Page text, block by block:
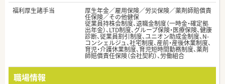
福利厚生諸手当
厚生年金／雇用保険／労災保険／薬剤師賠償責
任保険／その他健保
従業員持株会制度、退職金制度（一時金・確定拠
出年金）、LTD制度、グループ保険・医療保険、健康
診断、従業員割引制度、ユニオン助成金制度、N-
コンシェルジュ、社宅制度、産前・産後休業制度、
育児・介護休業制度、育児短時間勤務制度、薬剤
師賠償責任保険（会社契約）、労働組合
職場情報